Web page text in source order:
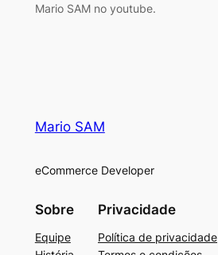
Mario SAM no youtube.
Mario SAM
eCommerce Developer
Sobre
Equipe
Privacidade
Política de privacidade